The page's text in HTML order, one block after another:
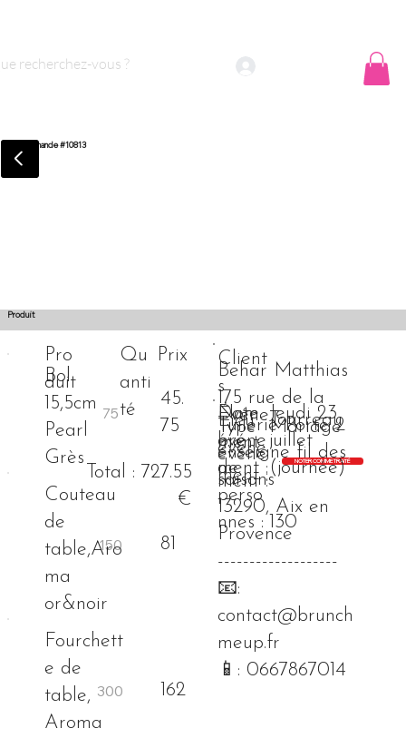
nous ?
Commande #10813
Produit
Bol
15,5cm
Pearl
Grès
45.
75
Couteau
de
table,Aro
ma
or&noir
81
Fourchett
e de
table,
Aroma
162
Pro
duit
Qu
anti
té
Total : 727.55
€
Prix
NOTER COMME TRAITÉ
Client
s
Behar Matthias
175 rue de la
Tuilerie Porte 2
enseigne fil des
saisons
13290, Aix en
Provence
-------------------
📧:
contact@brunch
meup.fr
📱: 0667867014
Événe
ment
Nom
bre
de
perso
nnes :
Type
événe
ment :
Mariage
130
Jeudi 23
juillet
(journée)
Date
événe
ment :
Tourreau
Lieu
événe
ment :